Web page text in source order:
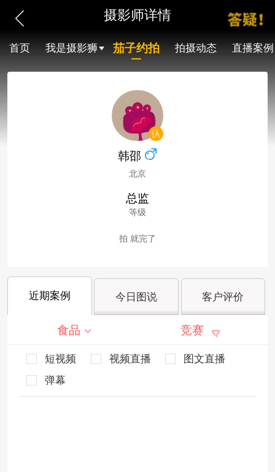
摄影师详情
首页 我是摄影狮 茄子约拍 拍摄动态 直播案例
韩邵
北京
总监
等级
拍 就完了
近期案例 今日图说 客户评价
食品 竞赛
短视频 视频直播
图文直播
弹幕